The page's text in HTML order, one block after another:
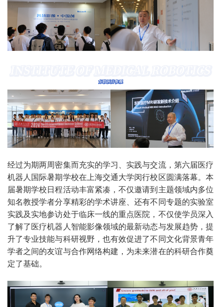
经过为期两周密集而充实的学习、实践与交流，第六届医疗
机器人国际暑期学校在上海交通大学闵行校区圆满落幕。本
届暑期学校日程活动丰富紧凑，不仅邀请到主题领域内多位
知名教授学者分享精彩的学术讲座、还有不同专题的实验室
实践及实地参访处于临床一线的重点医院，不仅使学员深入
了解了医疗机器人智能影像领域的最新动态与发展趋势，提
升了专业技能与科研视野，也有效促进了不同文化背景青年
学者之间的友谊与合作网络构建，为未来潜在的科研合作奠
定了基础。